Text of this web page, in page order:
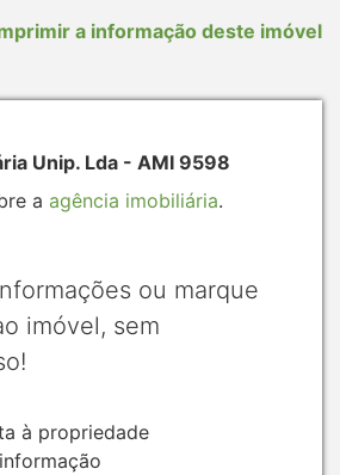
a informação deste imóvel
Unip. Lda - AMI 9598
a agência imobiliária.
ou marque
imóvel, sem
à propriedade